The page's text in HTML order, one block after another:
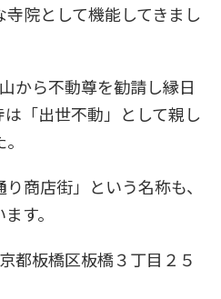
院として機能してきまし
から不動尊を勧請し縁日
「出世不動」として親し
商店街」という名称も、
す。
都板橋区板橋３丁目２５